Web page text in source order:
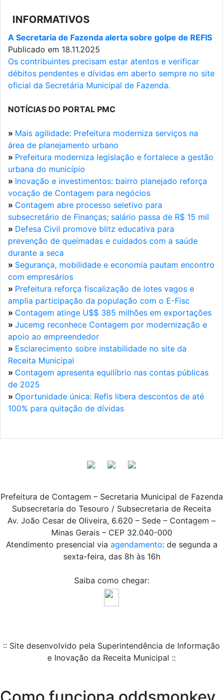
INFORMATIVOS
A Secretaria de Fazenda alerta sobre golpe de REFIS
Publicado em 18.11.2025
Os contribuintes precisam estar atentos e verificar
débitos pendentes e dívidas em aberto sempre no site
oficial da Secretária Municipal de Fazenda.
NOTÍCIAS DO PORTAL PMC
» Mais agilidade: Prefeitura moderniza serviços na
área de planejamento urbano
» Prefeitura moderniza legislação e fortalece a gestão
urbana do município
» Inovação e investimentos: bairro planejado reforça
vocação de Contagem para negócios
» Contagem abre processo seletivo para
subsecretário de Finanças; salário passa de R$ 15 mil
» Defesa Civil promove blitz educativa para
prevenção de queimadas e cuidados com a saúde
durante a seca
» Segurança, mobilidade e economia pautam encontro
com empresários
» Prefeitura reforça fiscalização de lotes vagos e
amplia participação da população com o E-Fisc
» Contagem atinge U$$ 385 milhões em exportações
» Jucemg reconhece Contagem por modernização e
apoio ao empreendedor
» Esclarecimento sobre instabilidade no site da
Receita Municipal
» Contagem apresenta equilíbrio nas contas públicas
de 2025
» Oportunidade única: Refis libera descontos de até
100% para quitação de dívidas
Prefeitura de Contagem – Secretaria Municipal de Fazenda
Subsecretaria do Tesouro / Subsecretaria de Receita
Av. João Cesar de Oliveira, 6.620 – Sede – Contagem –
Minas Gerais – CEP 32.040-000
Atendimento presencial via agendamento: de segunda a
sexta-feira, das 8h às 16h
Saiba como chegar:
:: Site desenvolvido pela Superintendência de Informação
e Inovação da Receita Municipal ::